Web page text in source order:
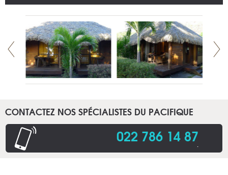
CONTACTEZ NOS SPÉCIALISTES DU PACIFIQUE
022 786 14 87.